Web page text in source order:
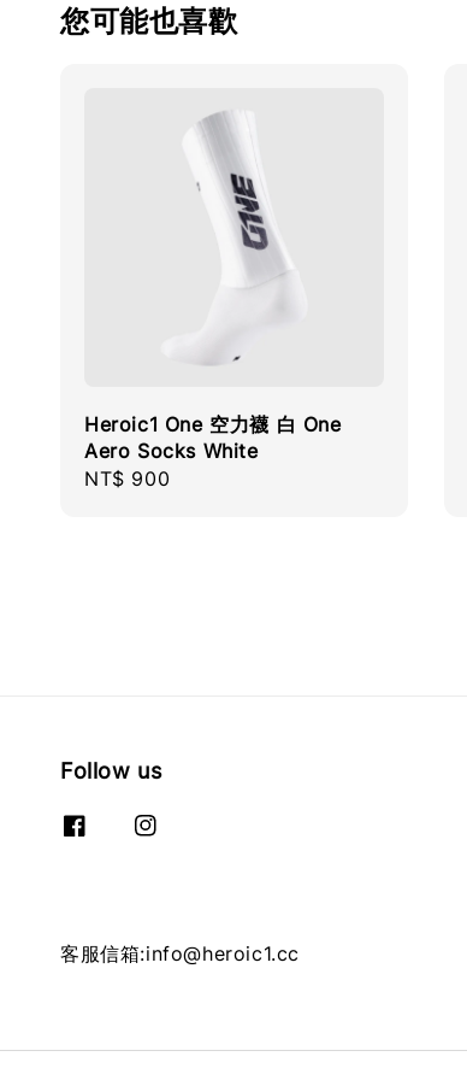
您可能也喜歡
Heroic1 One 空力襪 白 One
Aero Socks White
Regular
NT$ 900
Follow us
客服信箱:info@heroic1.cc